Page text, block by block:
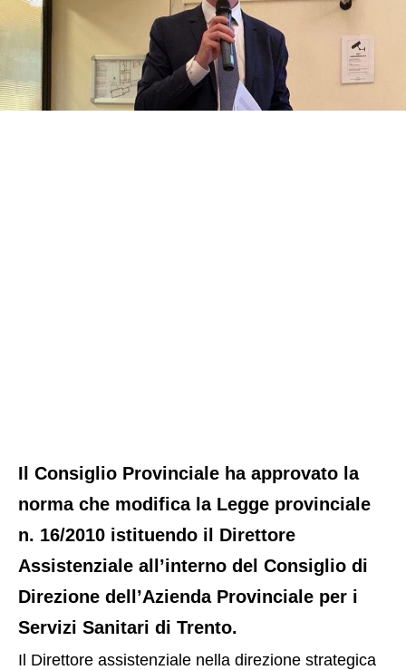
Il Consiglio Provinciale ha approvato la
norma che modifica la Legge provinciale
n. 16/2010 istituendo il Direttore
Assistenziale all’interno del Consiglio di
Direzione dell’Azienda Provinciale per i
Servizi Sanitari di Trento.
Il Direttore assistenziale nella direzione strategica